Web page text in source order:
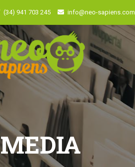
(34) 941 703 245 info@neo-sapiens.com
MEDIA